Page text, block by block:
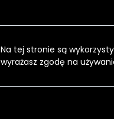
Na tej stronie są
wyrażasz zgodę na